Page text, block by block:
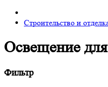
Строительство и
Освещение
Фильтр